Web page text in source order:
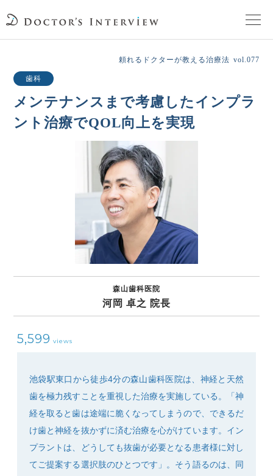
頼れるドクターが教える治療法
街の頼れるドクターたち
頼れるドクターが教える治療法 vol.077
歯科
メンテナンスまで考慮したインプラ
ント治療でQOL向上を実現
森山歯科医院
河岡 卓之 院長
5,599 views
池袋駅東口から徒歩4分の森山歯科医院は、神経と天然
歯を極力残すことを重視した治療を実施している。「神
経を取ると歯は途端に脆くなってしまうので、できるだ
け歯と神経を抜かずに済む治療を心がけています。イン
プラントは、どうしても抜歯が必要となる患者様に対し
てご提案する選択肢のひとつです」。そう語るのは、同